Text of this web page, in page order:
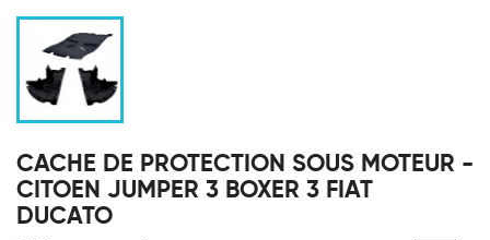
CACHE DE PROTECTION SOUS MOTEUR -
CITOEN JUMPER 3 BOXER 3 FIAT
DUCATO